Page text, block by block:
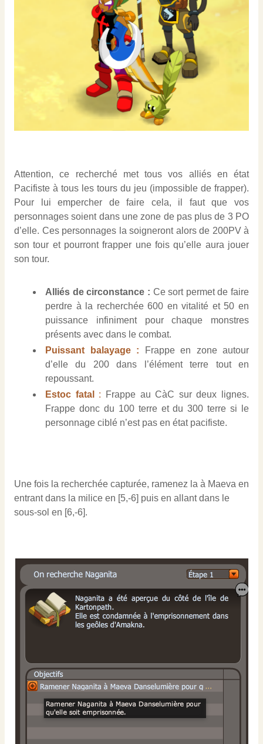
Attention, ce recherché met tous vos alliés en état
Pacifiste à tous les tours du jeu (impossible de frapper).
Pour lui empercher de faire cela, il faut que vos
personnages soient dans une zone de pas plus de 3 PO
d’elle. Ces personnages la soigneront alors de 200PV à
son tour et pourront frapper une fois qu’elle aura jouer
son tour.
Alliés de circonstance : Ce sort permet de faire
perdre à la recherchée 600 en vitalité et 50 en
puissance infiniment pour chaque monstres
présents avec dans le combat.
Puissant balayage :
Frappe en zone autour
d’elle du 200 dans l’élément terre tout en
repoussant.
Estoc fatal : Frappe au CàC sur deux lignes.
Frappe donc du 100 terre et du 300 terre si le
personnage ciblé n’est pas en état pacifiste.
Une fois la recherchée capturée, ramenez la à Maeva en
entrant dans la milice en [5,-6] puis en allant dans le
sous-sol en [6,-6].